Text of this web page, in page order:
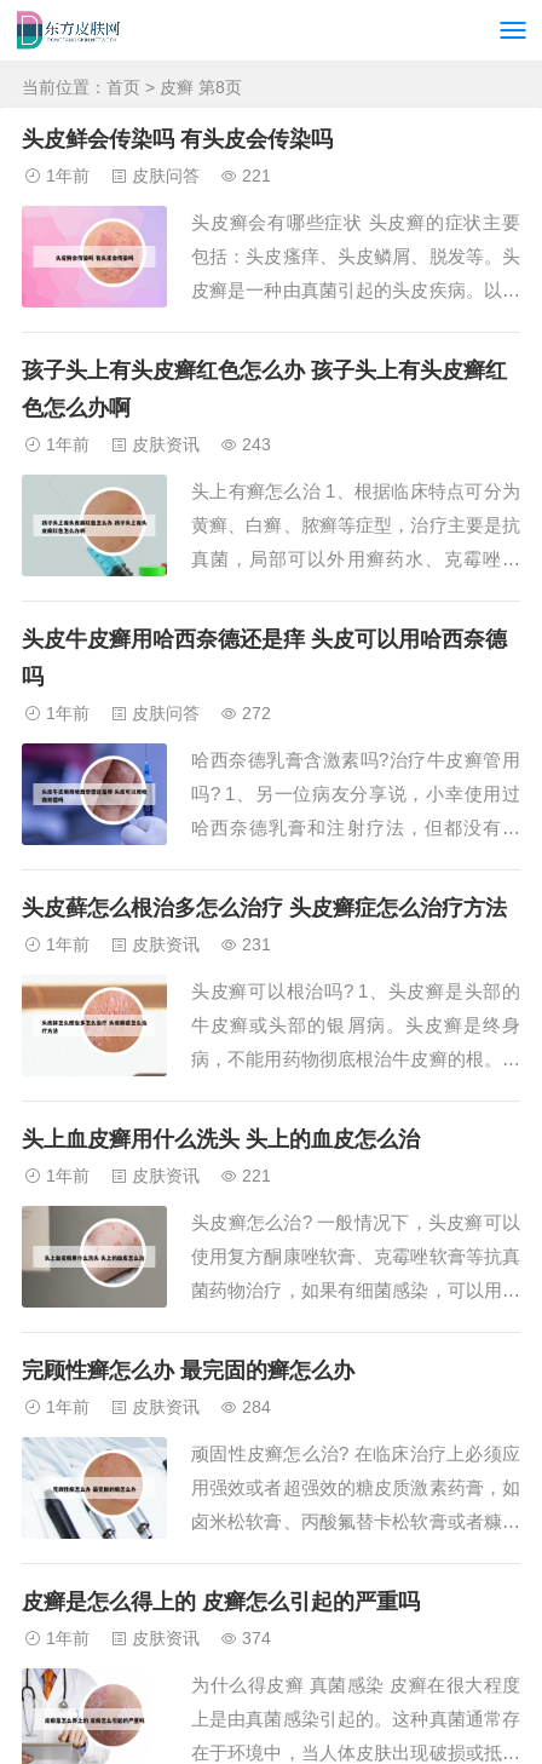
当前位置： 首页 > 皮癣 第8页
头皮鲜会传染吗 有头皮会传染吗
1年前 皮肤问答 221
头皮癣会有哪些症状 头皮癣的症状主要
包括：头皮瘙痒、头皮鳞屑、脱发等。头
皮癣是一种由真菌引起的头皮疾病。以下
者常会感到头皮异常瘙痒，这种痒感可能
末梢所致。头皮癣的症状包括头皮发痒，
头屑增多，...
孩子头上有头皮癣红色怎么办 孩子头上有头皮癣红
色怎么办啊
1年前 皮肤资讯 243
头上有癣怎么治 1、根据临床特点可分为
黄癣、白癣、脓癣等症型，治疗主要是抗
真菌，局部可以外用癣药水、克霉唑乳
配合内服氟康唑胶囊、灰黄霉素片等，平
头癣的治疗，建议采取抗真菌药物，但口
服真菌药物存...
头皮牛皮癣用哈西奈德还是痒 头皮可以用哈西奈德
吗
1年前 皮肤问答 272
哈西奈德乳膏含激素吗?治疗牛皮癣管用
吗? 1、另一位病友分享说，小幸使用过
哈西奈德乳膏和注射疗法，但都没有效
副作用而没有治疗效果，唯有待气候变化
买达力士或得肤宝，并提到使用哈西奈德
乳膏后，情况...
头皮藓怎么根治多怎么治疗 头皮癣症怎么治疗方法
1年前 皮肤资讯 231
头皮癣可以根治吗? 1、头皮癣是头部的
牛皮癣或头部的银屑病。头皮癣是终身
病，不能用药物彻底根治牛皮癣的根。但
发和其他对患者的影响可以减少。患者可
如环孢素、阿维a胶囊等，进行综合治
疗。2、头皮癣...
头上血皮癣用什么洗头 头上的血皮怎么治
1年前 皮肤资讯 221
头皮癣怎么治? 一般情况下，头皮癣可以
使用复方酮康唑软膏、克霉唑软膏等抗真
菌药物治疗，如果有细菌感染，可以用金
的鳞屑，并且可能出现炎症性丘疹、头发
损形态及部位、显微镜检查，可明确诊
断。头皮癣症...
完顾性癣怎么办 最完固的癣怎么办
1年前 皮肤资讯 284
顽固性皮癣怎么治? 在临床治疗上必须应
用强效或者超强效的糖皮质激素药膏，如
卤米松软膏、丙酸氟替卡松软膏或者糠酸
膏进行1：1混合治疗。如果角化比较剧
疫抑制功能的雷公藤多苷片进行抗炎、免
疫调节、免...
皮癣是怎么得上的 皮癣怎么引起的严重吗
1年前 皮肤资讯 374
为什么得皮癣 真菌感染 皮癣在很大程度
上是由真菌感染引起的。这种真菌通常存
在于环境中，当人体皮肤出现破损或抵抗